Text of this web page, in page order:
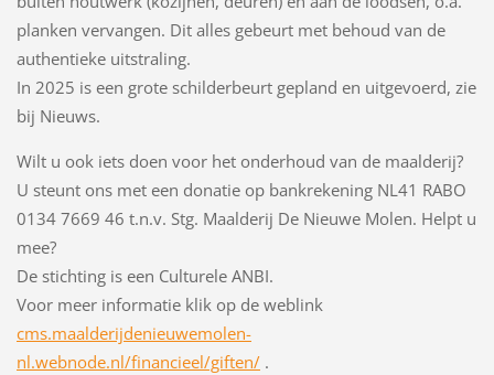
planken vervangen. Dit alles gebeurt met behoud van de
authentieke uitstraling.
In 2025 is een grote schilderbeurt gepland en uitgevoerd, zie
bij Nieuws.
Wilt u ook iets doen voor het onderhoud van de maalderij?
U steunt ons met een donatie op bankrekening NL41 RABO
0134 7669 46 t.n.v. Stg. Maalderij De Nieuwe Molen. Helpt u
mee?
De stichting is een Culturele ANBI.
Voor meer informatie klik op de weblink
cms.maalderijdenieuwemolen-
nl.webnode.nl/financieel/giften/.